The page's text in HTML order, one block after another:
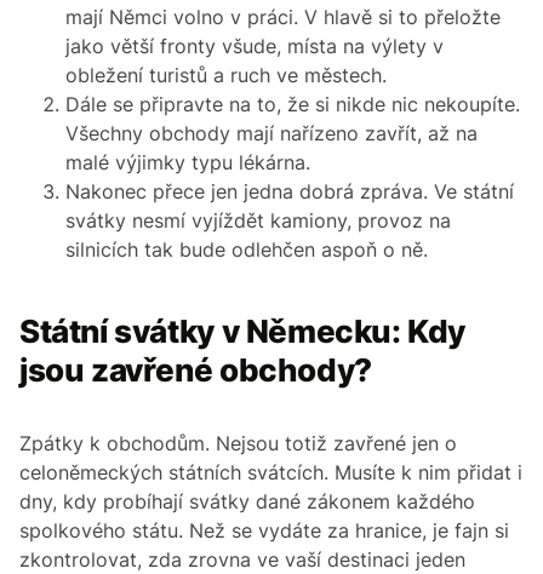
mají Němci volno v práci. V hlavě si to přeložte
jako větší fronty všude, místa na výlety v
obležení turistů a ruch ve městech.
Dále se připravte na to, že si nikde nic nekoupíte.
Všechny obchody mají nařízeno zavřít, až na
malé výjimky typu lékárna.
Nakonec přece jen jedna dobrá zpráva. Ve státní
svátky nesmí vyjíždět kamiony, provoz na
silnicích tak bude odlehčen aspoň o ně.
Státní svátky v Německu: Kdy
jsou zavřené obchody?
Zpátky k obchodům. Nejsou totiž zavřené jen o
celoněmeckých státních svátcích. Musíte k nim přidat i
dny, kdy probíhají svátky dané zákonem každého
spolkového státu. Než se vydáte za hranice, je fajn si
zkontrolovat, zda zrovna ve vaší destinaci jeden